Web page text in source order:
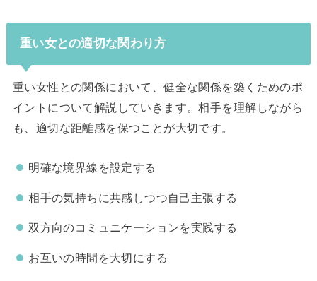
重い女との適切な関わり方
重い女性との関係において、健全な関係を築くためのポ
イントについて解説していきます。相手を理解しながら
も、適切な距離感を保つことが大切です。
明確な境界線を設定する
相手の気持ちに共感しつつ自己主張する
双方向のコミュニケーションを実践する
お互いの時間を大切にする